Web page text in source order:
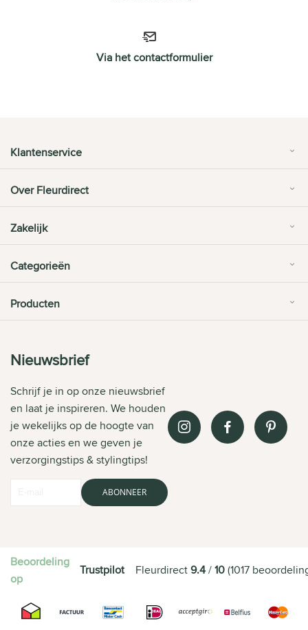
Via het contactformulier
Klantenservice
Over Fleurdirect
Zakelijk
Categorieën
Producten
Nieuwsbrief
Schrijf je in op onze nieuwsbrief
en laat je inspireren. We houden
je wekelijks op de hoogte van
onze acties en we geven je
verzorgingstips & stylingtips!
ABONNEER
Beoordeling
op
Trustpilot Fleurdirect9.4/10(1017